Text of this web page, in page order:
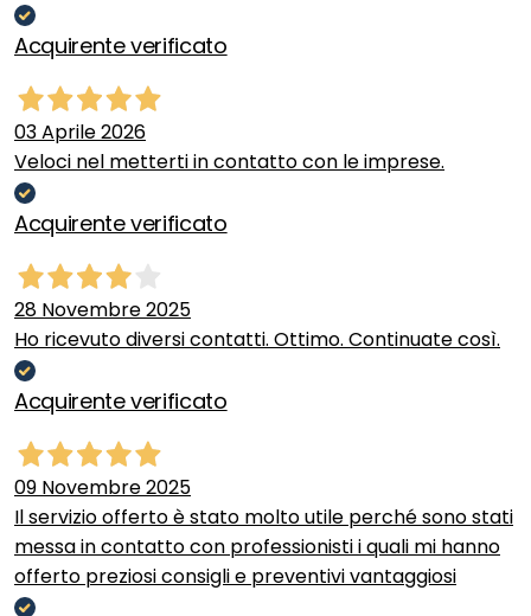
Acquirente verificato
03 Aprile 2026
Veloci nel metterti in contatto con le imprese.
Acquirente verificato
28 Novembre 2025
Ho ricevuto diversi contatti. Ottimo. Continuate così.
Acquirente verificato
09 Novembre 2025
Il servizio offerto è stato molto utile perché sono stati
messa in contatto con professionisti i quali mi hanno
offerto preziosi consigli e preventivi vantaggiosi